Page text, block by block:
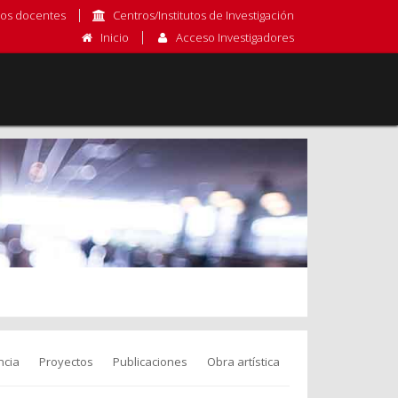
docentes
Centros/Institutos de Investigación
Inicio
Acceso Investigadores
Proyectos Publicaciones Obra artística